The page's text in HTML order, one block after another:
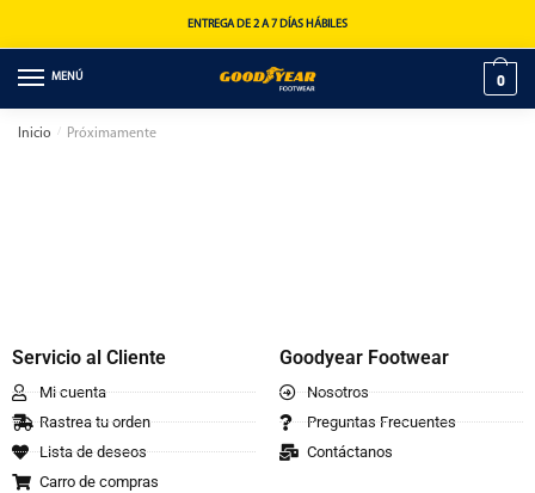
ENTREGA DE 2 A 7 DÍAS HÁBILES
MENÚ 0
Inicio / Próximamente
Servicio al Cliente
Mi cuenta
Rastrea tu orden
Lista de deseos
Carro de compras
Goodyear Footwear
Nosotros
Preguntas Frecuentes
Contáctanos